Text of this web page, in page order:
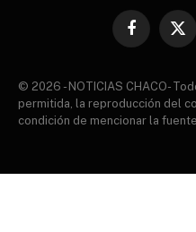
Facebook
X
© 2026 - NOTICIAS CHACO-
permitida, la reproducción del
condición de mencionar la